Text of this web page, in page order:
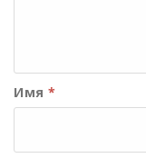
Имя *